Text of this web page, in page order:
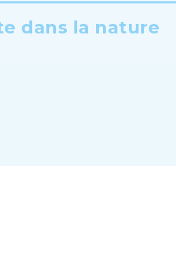
dans la nature